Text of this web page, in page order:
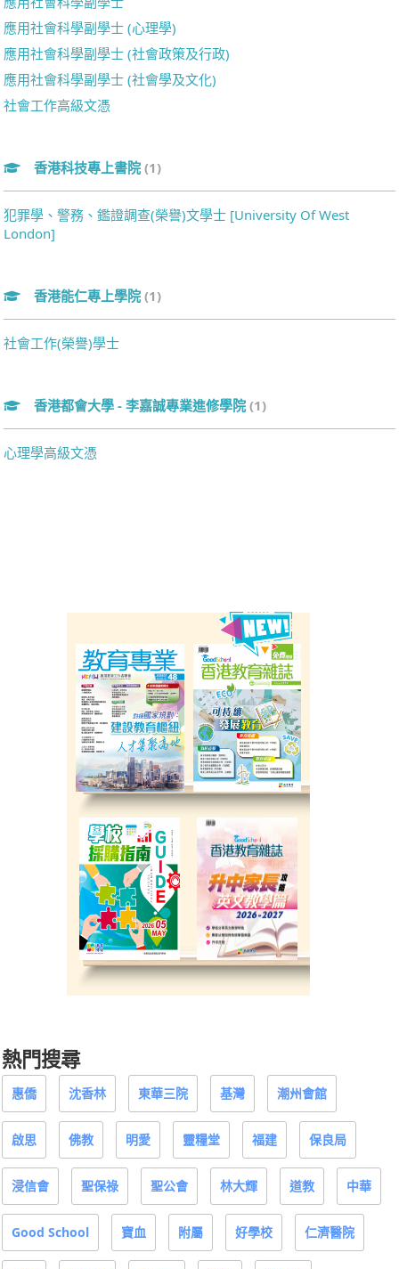
應用社會科學副學士 (心理學)
應用社會科學副學士 (社會政策及行政)
應用社會科學副學士 (社會學及文化)
社會工作高級文憑
香港科技專上書院 (1)
犯罪學、警務、鑑證調查(榮譽)文學士 [University Of West
London]
香港能仁專上學院 (1)
社會工作(榮譽)學士
香港都會大學 - 李嘉誠專業進修學院 (1)
心理學高級文憑
熱門搜尋
惠僑 沈香林 東華三院 基灣 潮州會館
啟思 佛教 明愛 靈糧堂 福建 保良局
浸信會 聖保祿 聖公會 林大輝 道教 中華
Good School 寶血 附屬 好學校 仁濟醫院